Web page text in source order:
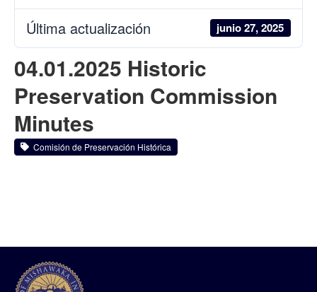
Última actualización junio 27, 2025
04.01.2025 Historic
Preservation Commission
Minutes
Comisión de Preservación Histórica